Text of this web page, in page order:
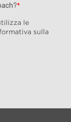
*
le
sulla